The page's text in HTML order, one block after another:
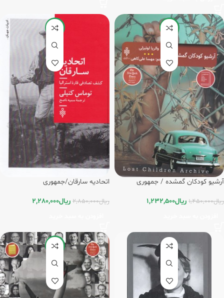
-15%
آرشیو کودکان گمشده / جمهوری
ریال1,450,000 ریال1,232,500
-20%
اتحادیه سارقان/جمهوری
ریال2,850,000 ریال2,280,000
-20%